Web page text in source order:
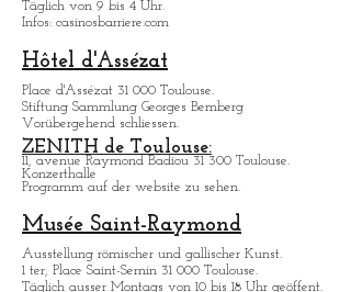
Casino Barrière:
18, chemin de la Loge 31 400 Toulouse.
Täglich von 9 bis 4 Uhr.
Hôtel d'Assézat
Place d'Assézat 31 000 Toulouse.
Stiftung Sammlung Georges Bemberg
Vorübergehend schliessen.
11, avenue Raymond Badiou 31 300 Toulouse.
Konzerthalle
Musée Saint-Raymond